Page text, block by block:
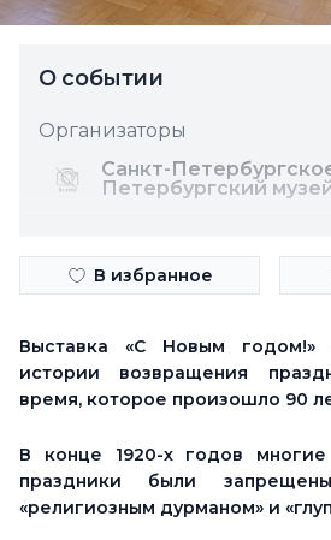
О событии
Организаторы
Санкт-
Петербургский
В избранное
Выставка «С Новым
истории возвращения
время, которое произошло 90
В конце 1920-х годов
праздники были
«религиозным дурманом» и